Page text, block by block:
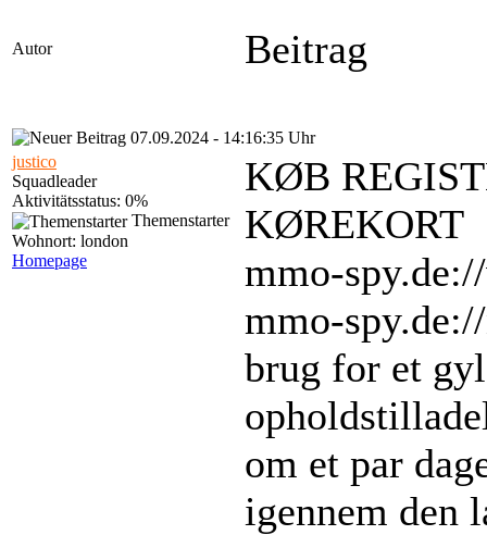
Autor Beitrag
07.09.2024 - 14:16:35 Uhr
justico
Squadleader
Aktivitätsstatus: 0%
Themenstarter
Wohnort: london
Homepage
KØB
KØREKORT
mmo-
mmo-
brug for et
om et par
igennem den